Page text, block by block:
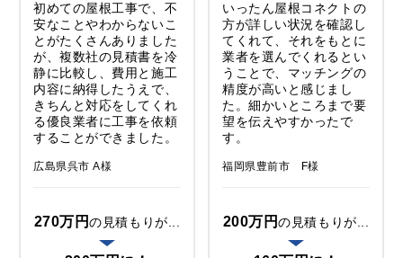
初めての屋根工事で、不
安なことやわからないこ
とがたくさんありました
が、複数社の見積書を冷
静に比較し、費用と施工
内容に納得したうえで、
きちんと対応をしてくれ
る優良業者に工事を依頼
することができました。
広島県呉市 A様
270万円の見積もりが...
いったん屋根コネクトの
方が詳しい状況を確認し
てくれて、それをもとに
業者を選んでくれるとい
うことで、マッチングの
精度が高いと感じまし
た。細かいところまで要
望を伝えやすかったで
す。
福岡県豊前市 F様
200万円の見積もりが...